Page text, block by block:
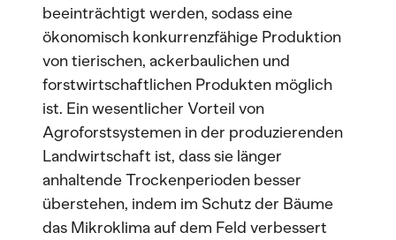
beeinträchtigt werden, sodass eine
ökonomisch konkurrenzfähige Produktion
von tierischen, ackerbaulichen und
forstwirtschaftlichen Produkten möglich
ist. Ein wesentlicher Vorteil von
Agroforstsystemen in der produzierenden
Landwirtschaft ist, dass sie länger
anhaltende Trockenperioden besser
überstehen, indem im Schutz der Bäume
das Mikroklima auf dem Feld verbessert